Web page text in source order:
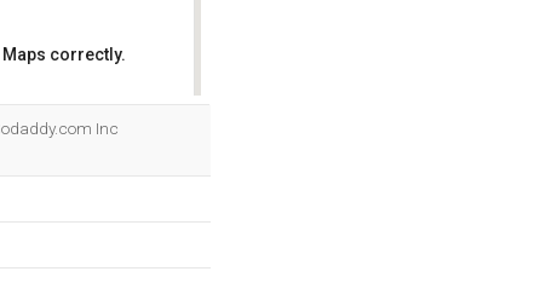
correctly.
Inc